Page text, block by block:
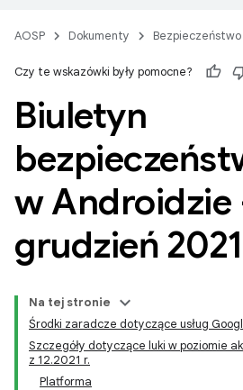
AOSP Dokumenty Bezpieczeństwo
Czy te wskazówki były pomocne?
Biuletyn
w Androidzie
grudzień
Na tej stronie
Środki zaradcze dotyczące usług
Szczegóły dotyczące luki w poziomie
z 12.2021 r.
Platforma